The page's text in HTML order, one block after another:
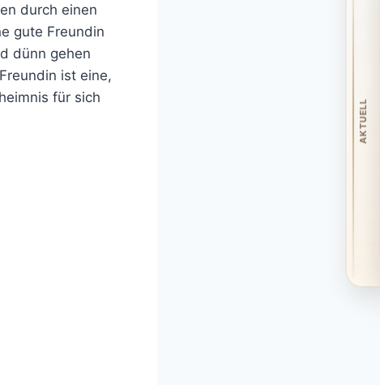
durch einen
gute Freundin
dünn gehen
ist eine,
für sich
AKTUELL